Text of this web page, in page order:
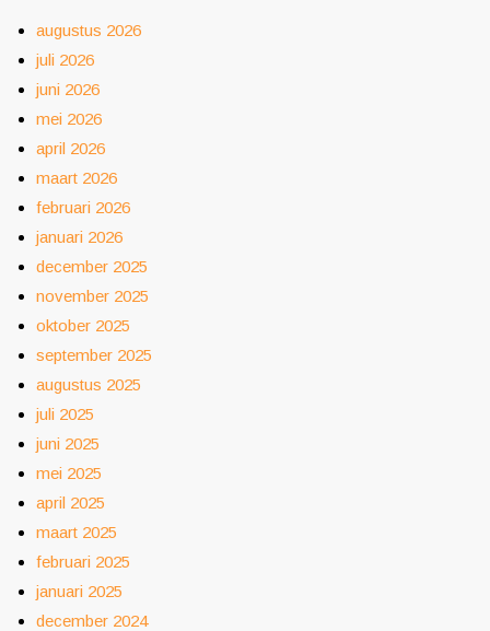
augustus 2026
juli 2026
juni 2026
mei 2026
april 2026
maart 2026
februari 2026
januari 2026
december 2025
november 2025
oktober 2025
september 2025
augustus 2025
juli 2025
juni 2025
mei 2025
april 2025
maart 2025
februari 2025
januari 2025
december 2024